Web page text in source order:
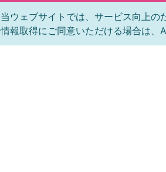
当ウェブサイトでは、サービス向上
情報取得にご同意いただける場合は、